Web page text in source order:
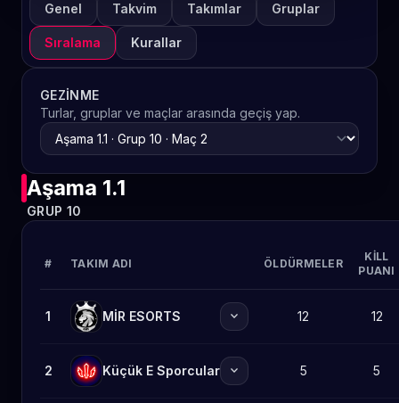
Genel Takvim Takımlar Gruplar
Sıralama Kurallar
GEZINME
Turlar, gruplar ve maçlar arasında geçiş yap.
Aşama 1.1
GRUP 10
# TAKIM ADI ÖLDÜRMELER
KILL
PUANI
1 MİR ESORTS expand_more 12 12
2 Küçük E Sporcular expand_more 5 5